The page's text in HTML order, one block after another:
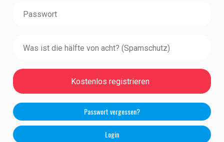
Passwort vergessen?
Login